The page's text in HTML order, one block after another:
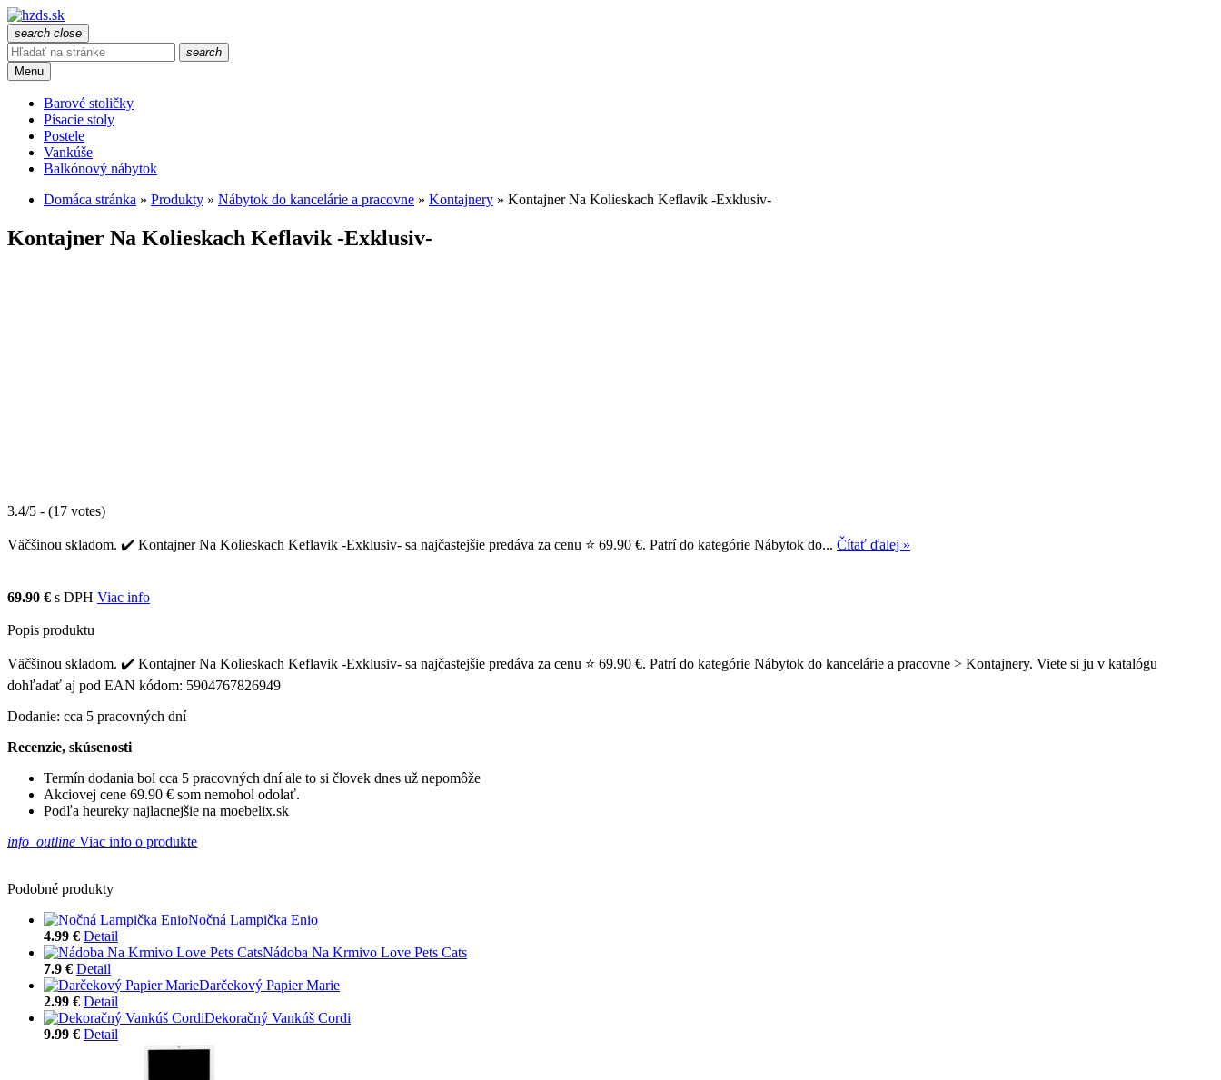
search close
search
Menu
Barové stoličky
Písacie stoly
Postele
Vankúše
Balkónový nábytok
Domáca stránka » Produkty » Nábytok do kancelárie a pracovne » Kontajnery » Kontajner Na Kolieskach Keflavik -Exklusiv-
Kontajner Na Kolieskach Keflavik -Exklusiv-
3.4/5 - (17 votes)
Väčšinou skladom. ✔️ Kontajner Na Kolieskach Keflavik -Exklusiv- sa najčastejšie predáva za cenu ⭐ 69.90 €. Patrí do kategórie Nábytok do... Čítať ďalej »
69.90 € s DPH Viac info
Popis produktu
Väčšinou skladom. ✔️ Kontajner Na Kolieskach Keflavik -Exklusiv- sa najčastejšie predáva za cenu ⭐ 69.90 €. Patrí do kategórie Nábytok do kancelárie a pracovne > Kontajnery. Viete si ju v katalógu
dohľadať aj pod EAN kódom: 5904767826949
Dodanie: cca 5 pracovných dní
Recenzie, skúsenosti
Termín dodania bol cca 5 pracovných dní ale to si človek dnes už nepomôže
Akciovej cene 69.90 € som nemohol odolať.
Podľa heureky najlacnejšie na moebelix.sk
info_outline Viac info o produkte
Podobné produkty
Nočná Lampička Enio
4.99 € Detail
Nádoba Na Krmivo Love Pets Cats
7.9 € Detail
Darčekový Papier Marie
2.99 € Detail
Dekoračný Vankúš Cordi
9.99 € Detail